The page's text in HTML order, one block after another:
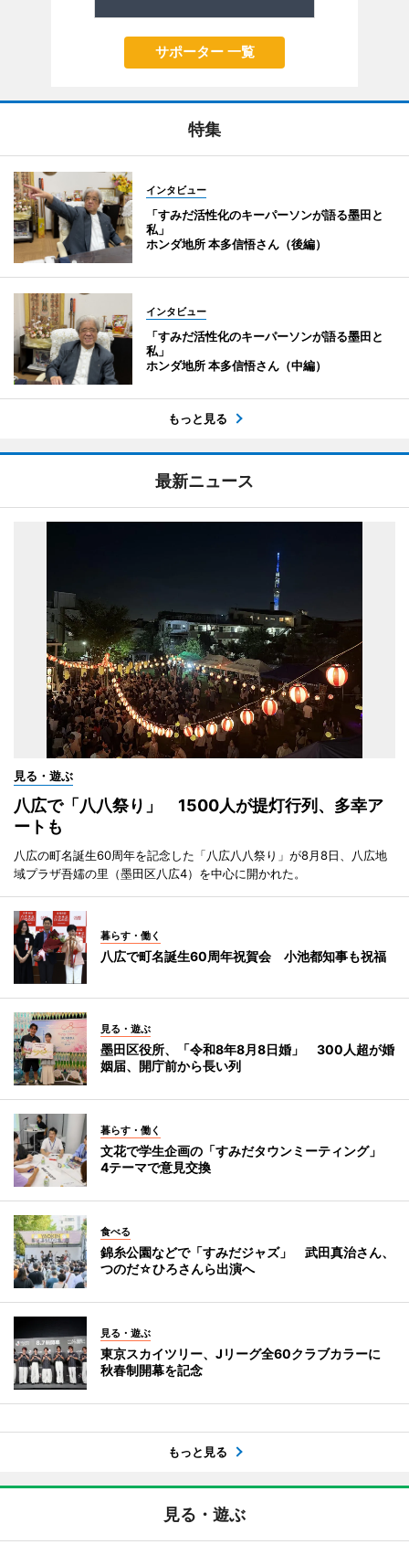
サポーター 一覧
特集
インタビュー
「すみだ活性化のキーパーソンが語る墨田と
私」
ホンダ地所 本多信悟さん（後編）
インタビュー
「すみだ活性化のキーパーソンが語る墨田と
私」
ホンダ地所 本多信悟さん（中編）
もっと見る
最新ニュース
見る・遊ぶ
八広で「八八祭り」 1500人が提灯行列、多幸ア
ートも
八広の町名誕生60周年を記念した「八広八八祭り」が8月8日、八広地
域プラザ吾嬬の里（墨田区八広4）を中心に開かれた。
暮らす・働く
八広で町名誕生60周年祝賀会 小池都知事も祝福
見る・遊ぶ
墨田区役所、「令和8年8月8日婚」 300人超が婚
姻届、開庁前から長い列
暮らす・働く
文花で学生企画の「すみだタウンミーティング」
4テーマで意見交換
食べる
錦糸公園などで「すみだジャズ」 武田真治さん、
つのだ☆ひろさんら出演へ
見る・遊ぶ
東京スカイツリー、Jリーグ全60クラブカラーに
秋春制開幕を記念
もっと見る
見る・遊ぶ